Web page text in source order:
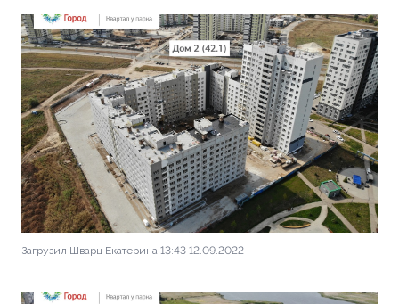
Загрузил Шварц Екатерина 13:43 12.09.2022